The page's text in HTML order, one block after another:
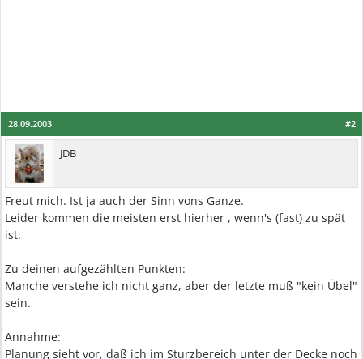
#2
28.09.2003
JDB
Freut mich. Ist ja auch der Sinn vons Ganze.
Leider kommen die meisten erst hierher , wenn's (fast) zu spät
ist.
Zu deinen aufgezählten Punkten:
Manche verstehe ich nicht ganz, aber der letzte muß "kein Übel"
sein.
Annahme:
Planung sieht vor, daß ich im Sturzbereich unter der Decke noch